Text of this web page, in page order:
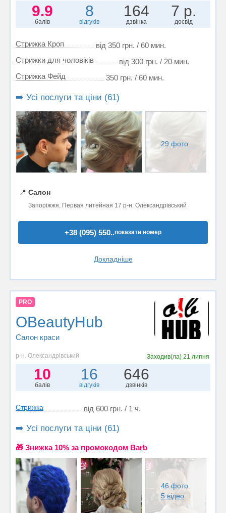
9.9
балів
8
відгуків
164
дзвінка
7 р.
досвід
Стрижка Кроп
від 350 грн. / 60 мин.
Стрижки для чоловіків
від 300 грн. / 20 мин.
Стрижка Фейд
350 грн. / 60 мин.
➡️ Усі послуги та ціни (61)
29 фото
📍 Салон
Запоріжжя, Первая литейная 17 р-н. Олександрівський
+38 (095) 550..показати номер
Докладніше
PRO
OBeautyHub
Салон краси
р-н. Олександрівський Заходив(ла) 21 липня
10
балів
16
відгуків
646
дзвінків
Стрижка від 600 грн. / 1 ч.
➡️ Усі послуги та ціни (61)
🎁 Знижка 10% за промокодом Barb
46 фото
5 відео